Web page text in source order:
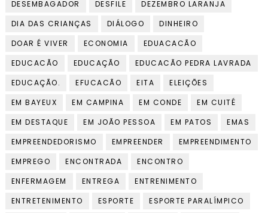
DESEMBAGADOR
DESFILE
DEZEMBRO LARANJA
DIA DAS CRIANÇAS
DIÁLOGO
DINHEIRO
DOAR É VIVER
ECONOMIA
EDUACACÃO
EDUCACÃO
EDUCAÇÃO
EDUCACÃO PEDRA LAVRADA
EDUCAÇÃO.
EFUCACÃO EITA
ELEIÇÕES
EM BAYEUX
EM CAMPINA EM CONDE
EM CUITÉ
EM DESTAQUE
EM JOÃO PESSOA EM PATOS
EMAS
EMPREENDEDORISMO
EMPREENDER
EMPREENDIMENTO
EMPREGO
ENCONTRADA
ENCONTRO
ENFERMAGEM
ENTREGA
ENTRENIMENTO
ENTRETENIMENTO
ESPORTE
ESPORTE PARALÍMPICO